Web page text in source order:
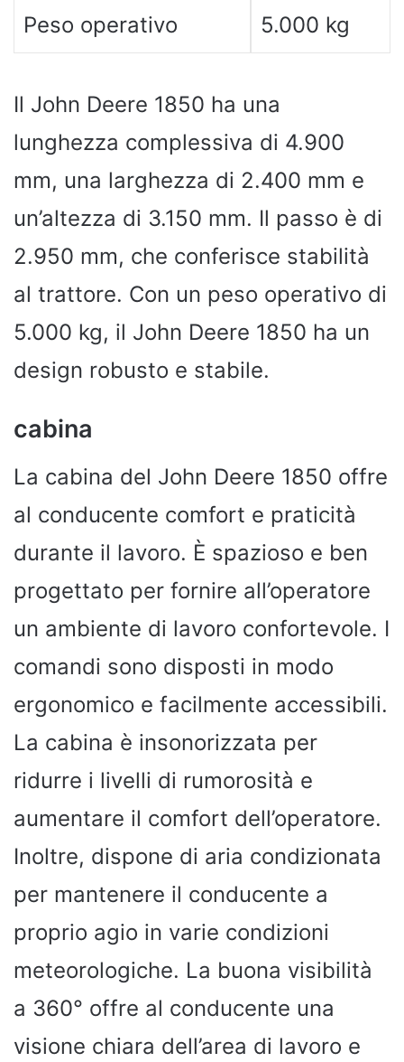
Peso operativo 5.000 kg
Il John Deere 1850 ha una
lunghezza complessiva di 4.900
mm, una larghezza di 2.400 mm e
un’altezza di 3.150 mm. Il passo è di
2.950 mm, che conferisce stabilità
al trattore. Con un peso operativo di
5.000 kg, il John Deere 1850 ha un
design robusto e stabile.
cabina
La cabina del John Deere 1850 offre
al conducente comfort e praticità
durante il lavoro. È spazioso e ben
progettato per fornire all’operatore
un ambiente di lavoro confortevole. I
comandi sono disposti in modo
ergonomico e facilmente accessibili.
La cabina è insonorizzata per
ridurre i livelli di rumorosità e
aumentare il comfort dell’operatore.
Inoltre, dispone di aria condizionata
per mantenere il conducente a
proprio agio in varie condizioni
meteorologiche. La buona visibilità
a 360° offre al conducente una
visione chiara dell’area di lavoro e